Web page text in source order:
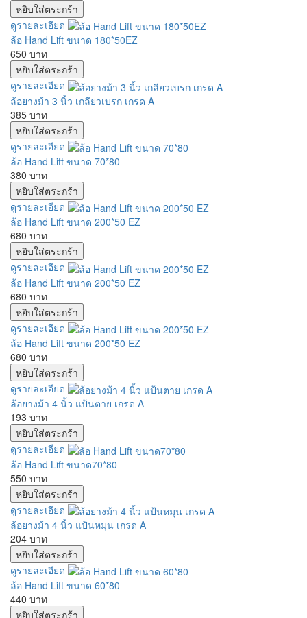
ดูรายละเอียด
ล้อ Hand Lift ขนาด 180*50EZ
650 บาท
ดูรายละเอียด
ล้อยางม้า 3 นิ้ว เกลียวเบรก เกรด A
385 บาท
ดูรายละเอียด
ล้อ Hand Lift ขนาด 70*80
380 บาท
ดูรายละเอียด
ล้อ Hand Lift ขนาด 200*50 EZ
680 บาท
ดูรายละเอียด
ล้อ Hand Lift ขนาด 200*50 EZ
680 บาท
ดูรายละเอียด
ล้อ Hand Lift ขนาด 200*50 EZ
680 บาท
ดูรายละเอียด
ล้อยางม้า 4 นิ้ว แป้นตาย เกรด A
193 บาท
ดูรายละเอียด
ล้อ Hand Lift ขนาด70*80
550 บาท
ดูรายละเอียด
ล้อยางม้า 4 นิ้ว แป้นหมุน เกรด A
204 บาท
ดูรายละเอียด
ล้อ Hand Lift ขนาด 60*80
440 บาท